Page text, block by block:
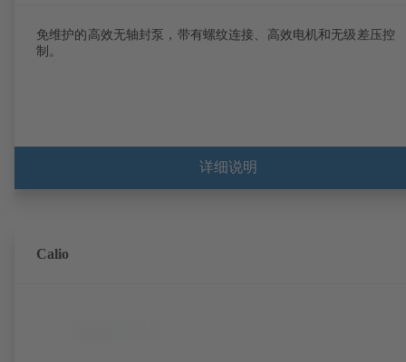
免维护的高效无轴封泵，带有螺纹连接、高效电机和无级差压控
制。
详细说明
Calio